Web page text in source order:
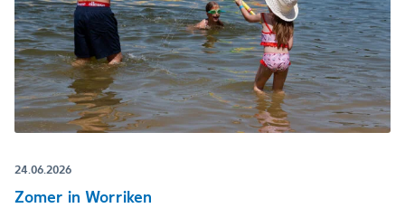
24.06.2026
Zomer in Worriken